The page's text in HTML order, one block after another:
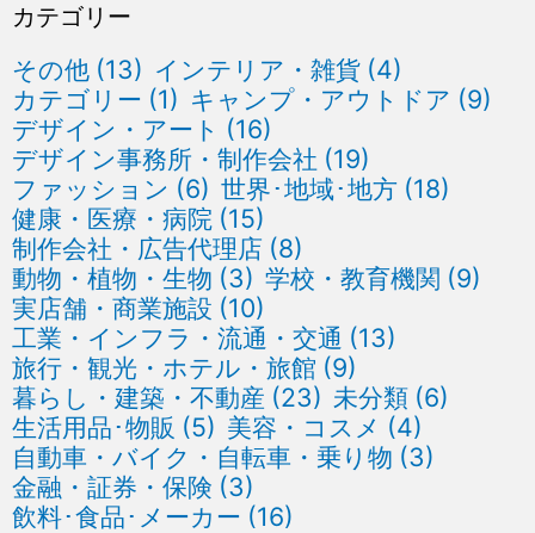
カテゴリー
その他 (13) インテリア・雑貨 (4)
カテゴリー (1) キャンプ・アウトドア (9)
デザイン・アート (16)
デザイン事務所・制作会社 (19)
ファッション (6) 世界･地域･地方 (18)
健康・医療・病院 (15)
制作会社・広告代理店 (8)
動物・植物・生物 (3) 学校・教育機関 (9)
実店舗・商業施設 (10)
工業・インフラ・流通・交通 (13)
旅行・観光・ホテル・旅館 (9)
暮らし・建築・不動産 (23) 未分類 (6)
生活用品･物販 (5) 美容・コスメ (4)
自動車・バイク・自転車・乗り物 (3)
金融・証券・保険 (3)
飲料･食品･メーカー (16)